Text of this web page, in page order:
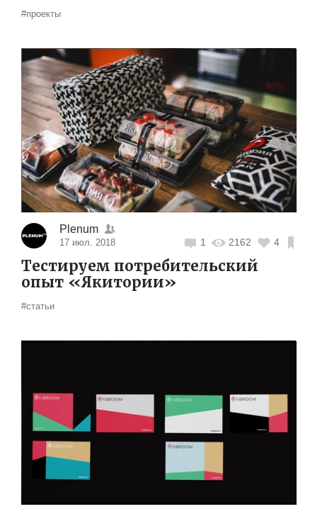
#проекты
Plenum
17 июл. 2018 1 2162 4
Тестируем потребительский
опыт «Якитории»
#статьи